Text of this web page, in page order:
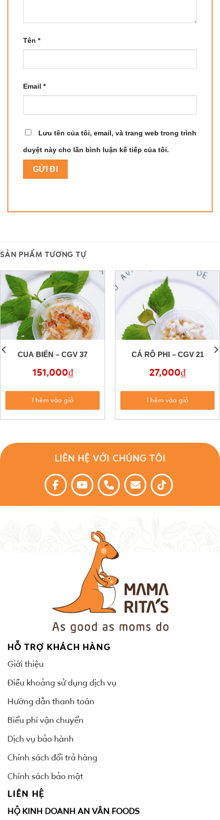
Tên *
Email *
Lưu tên của tôi, email, và trang web trong trình
duyệt này cho lần bình luận kế tiếp của tôi.
SẢN PHẨM TƯƠNG TỰ
CUA BIỂN – CGV 37
151,000₫
Thêm vào giỏ
CÁ RÔ PHI – CGV 21
27,000₫
Thêm vào giỏ
LIÊN HỆ VỚI CHÚNG TÔI
HỖ TRỢ KHÁCH HÀNG
Giới thiệu
Điều khoảng sử dụng dịch vụ
Hướng dẫn thanh toán
Biểu phí vận chuyển
Dịch vụ bảo hành
Chính sách đổi trả hàng
Chính sách bảo mật
LIÊN HỆ
HỘ KINH DOANH AN VÂN FOODS